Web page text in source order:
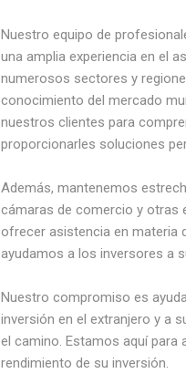
Nuestro equipo de
una amplia experiencia en el
numerosos sectores y
conocimiento del mercado
nuestros clientes para
proporcionarles soluciones
Además, mantenemos
cámaras de comercio y otras
ofrecer asistencia en materia
ayudamos a los inversores a
Nuestro compromiso es
inversión en el extranjero y a
el camino. Estamos aquí para
rendimiento de su inversión.